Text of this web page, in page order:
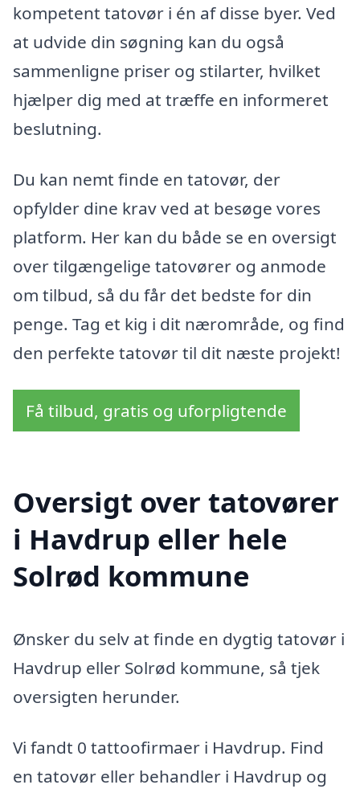
kompetent tatovør i én af disse byer. Ved
at udvide din søgning kan du også
sammenligne priser og stilarter, hvilket
hjælper dig med at træffe en informeret
beslutning.
Du kan nemt finde en tatovør, der
opfylder dine krav ved at besøge vores
platform. Her kan du både se en oversigt
over tilgængelige tatovører og anmode
om tilbud, så du får det bedste for din
penge. Tag et kig i dit nærområde, og find
den perfekte tatovør til dit næste projekt!
Få tilbud, gratis og uforpligtende
Oversigt over tatovører
i Havdrup eller hele
Solrød kommune
Ønsker du selv at finde en dygtig tatovør i
Havdrup eller Solrød kommune, så tjek
oversigten herunder.
Vi fandt 0 tattoofirmaer i Havdrup. Find
en tatovør eller behandler i Havdrup og